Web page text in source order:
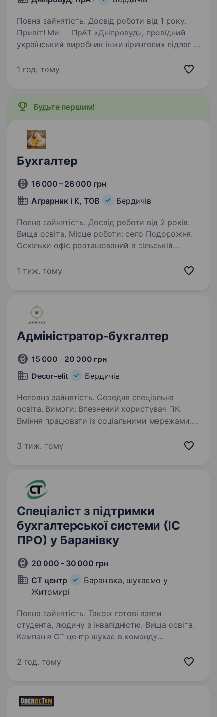
Повна зайнятість. Досвід роботи від 1 року.
Привіт! Ми — ПрАТ «Дніпровуд», провідний
український виробник інжинірингових підлог із
репутацією на європейському ринку. Наша
1 год. тому
Будьте першим!
Бухгалтер
16 000 – 26 000 грн
Аграрник і К, ТОВ
Бердичів
Повна зайнятість. Досвід роботи від 2 років.
Вища освіта. Місце роботи: село Подорожня.
Оскільки офіс розташований в сільській
до місця роботи. Про компанію: Запрошуємо
1 тиж. тому
Адміністратор-бухгалтер
15 000 – 20 000 грн
Decor-elit
Бердичів
Неповна зайнятість. Середня спеціальна
освіта. Вимоги: Впевнений користувач ПК.
Вміння працювати із соціальними мережами.
та організованість. Бажання навчатися
3 тиж. тому
Спеціаліст з підтримки
бухгалтерської системи (ІС
ПРО) у Баранівку
20 000 – 30 000 грн
СТ центр
Баранівка, шукаємо у
Житомирі
Повна зайнятість. Також готові взяти
студента, людину з інвалідністю. Вища освіта.
Компанія СТ центр шукає в команду
системи ISpro — програми автоматизації
та бюджетними установами…
2 год. тому